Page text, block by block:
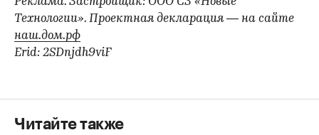
Технологии». Проектная декларация — на сайте
наш.дом.рф
Erid: 2SDnjdh9viF
Читайте также